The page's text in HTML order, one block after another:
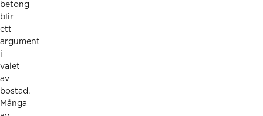
betong
blir
ett
argument
i
valet
av
bostad.
Många